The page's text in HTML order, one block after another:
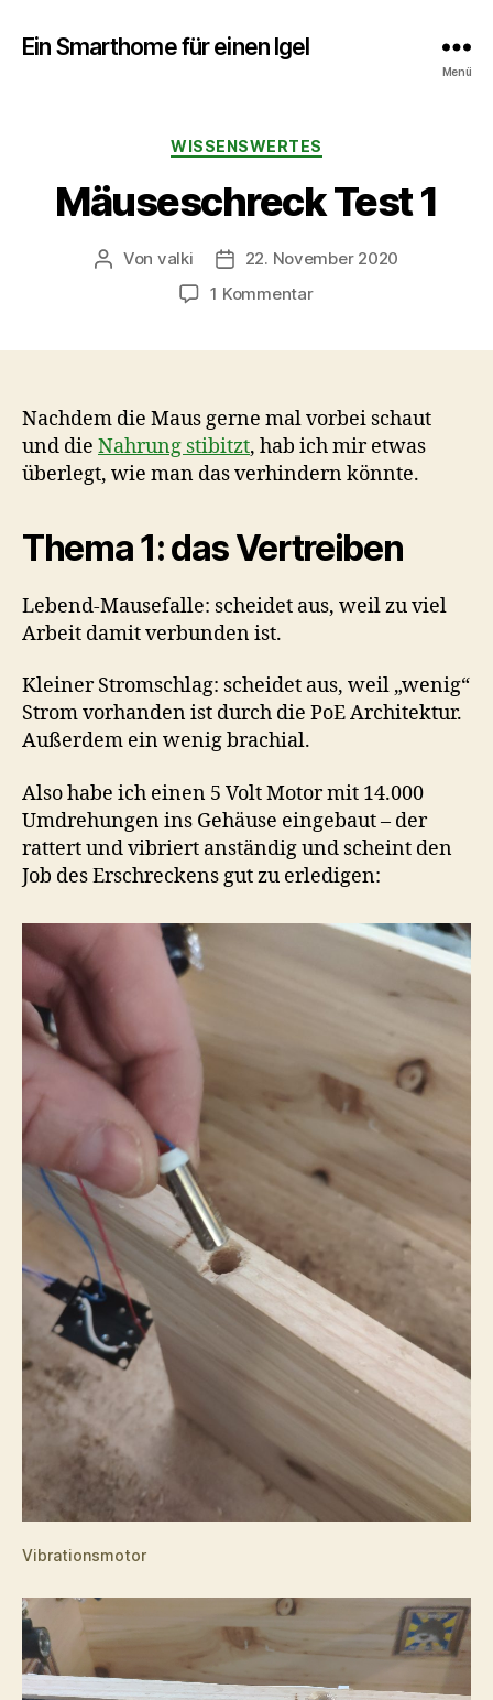
Ein Smarthome für einen Igel
Menü
Kategorien
WISSENSWERTES
Mäuseschreck Test 1
Beitragsautor
Von valki Veröffentlichungsdatum
22. November 2020
1 Kommentarzu
Nachdem die Maus gerne mal vorbei schaut
und die Nahrung stibitzt, hab ich mir etwas
überlegt, wie man das verhindern könnte.
Thema 1: das Vertreiben
Lebend-Mausefalle: scheidet aus, weil zu viel
Arbeit damit verbunden ist.
Kleiner Stromschlag: scheidet aus, weil „wenig“
Strom vorhanden ist durch die PoE Architektur.
Außerdem ein wenig brachial.
Also habe ich einen 5 Volt Motor mit 14.000
Umdrehungen ins Gehäuse eingebaut – der
rattert und vibriert anständig und scheint den
Job des Erschreckens gut zu erledigen:
Vibrationsmotor